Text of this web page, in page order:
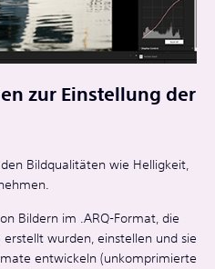
zur Einstellung der
Bildqualitäten wie Helligkeit,
Bildern im .ARQ-Format, die
wurden, einstellen und sie
entwickeln (unkomprimierte